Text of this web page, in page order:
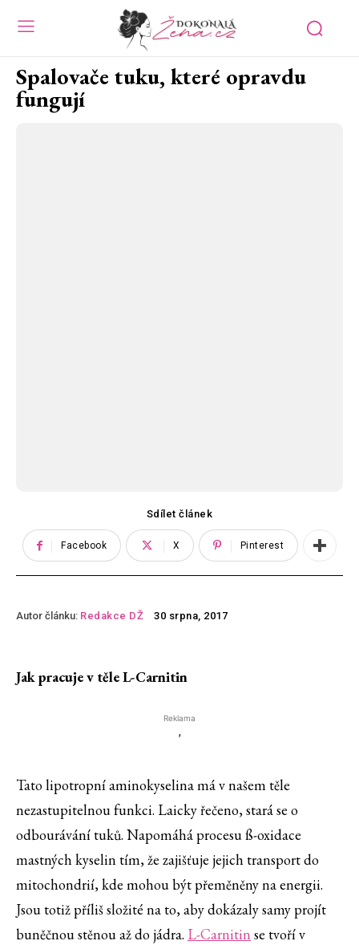
Spalovače tuku, které opravdu
fungují
Sdílet článek
Facebook X Pinterest
Autor článku: Redakce DŽ 30 srpna, 2017
Jak pracuje v těle L-Carnitin
Reklama
'
Tato lipotropní aminokyselina má v našem těle
nezastupitelnou funkci. Laicky řečeno, stará se o
odbourávání tuků. Napomáhá procesu ß-oxidace
mastných kyselin tím, že zajišťuje jejich transport do
mitochondrií, kde mohou být přeměněny na energii.
Jsou totiž příliš složité na to, aby dokázaly samy projít
buněčnou stěnou až do jádra. L-Carnitin se tvoří v